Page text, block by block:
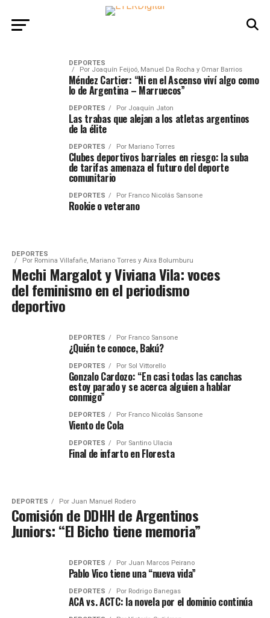
DEPORTES
Por Joaquín Feijoó, Manuel Da Rocha y Omar Barrios
Méndez Cartier: “Ni en el Ascenso viví algo como
lo de Argentina – Marruecos”
DEPORTES Por Joaquín Jaton
Las trabas que alejan a los atletas argentinos
de la élite
DEPORTES Por Mariano Torres
Clubes deportivos barriales en riesgo: la suba
de tarifas amenaza el futuro del deporte
comunitario
DEPORTES Por Franco Nicolás Sansone
Rookie o veterano
DEPORTES
Por Romina Villafañe, Mariano Torres y Aixa Bolumburu
Mechi Margalot y Viviana Vila: voces
del feminismo en el periodismo
deportivo
DEPORTES Por Franco Sansone
¿Quién te conoce, Bakú?
DEPORTES Por Sol Vittorello
Gonzalo Cardozo: “En casi todas las canchas
estoy parado y se acerca alguien a hablar
conmigo”
DEPORTES Por Franco Nicolás Sansone
Viento de Cola
DEPORTES Por Santino Ulacia
Final de infarto en Floresta
DEPORTES Por Juan Manuel Rodero
Comisión de DDHH de Argentinos
Juniors: “El Bicho tiene memoria”
DEPORTES Por Juan Marcos Peirano
Pablo Vico tiene una “nueva vida”
DEPORTES Por Rodrigo Banegas
ACA vs. ACTC: la novela por el dominio continúa